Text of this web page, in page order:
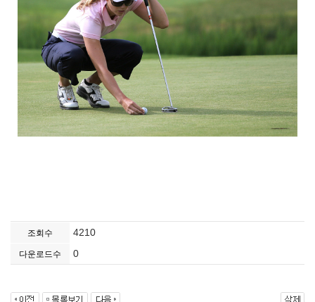
조회수 4210
다운로드수 0